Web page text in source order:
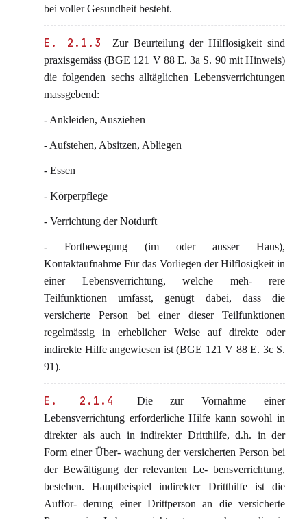
bei voller Gesundheit besteht.
E. 2.1.3
Zur Beurteilung der Hilflosigkeit sind
praxisgemäss (BGE 121 V 88 E. 3a S. 90 mit Hinweis)
die folgenden sechs alltäglichen Lebensverrichtungen
massgebend:
- Ankleiden, Ausziehen
- Aufstehen, Absitzen, Abliegen
- Essen
- Körperpflege
- Verrichtung der Notdurft
- Fortbewegung (im oder ausser Haus),
Kontaktaufnahme Für das Vorliegen der Hilflosigkeit in
einer Lebensverrichtung, welche meh- rere
Teilfunktionen umfasst, genügt dabei, dass die
versicherte Person bei einer dieser Teilfunktionen
regelmässig in erheblicher Weise auf direkte oder
indirekte Hilfe angewiesen ist (BGE 121 V 88 E. 3c S.
91).
E. 2.1.4
Die zur Vornahme einer
Lebensverrichtung erforderliche Hilfe kann sowohl in
direkter als auch in indirekter Dritthilfe, d.h. in der
Form einer Über- wachung der versicherten Person bei
der Bewältigung der relevanten Le- bensverrichtung,
bestehen. Hauptbeispiel indirekter Dritthilfe ist die
Auffor- derung einer Drittperson an die versicherte